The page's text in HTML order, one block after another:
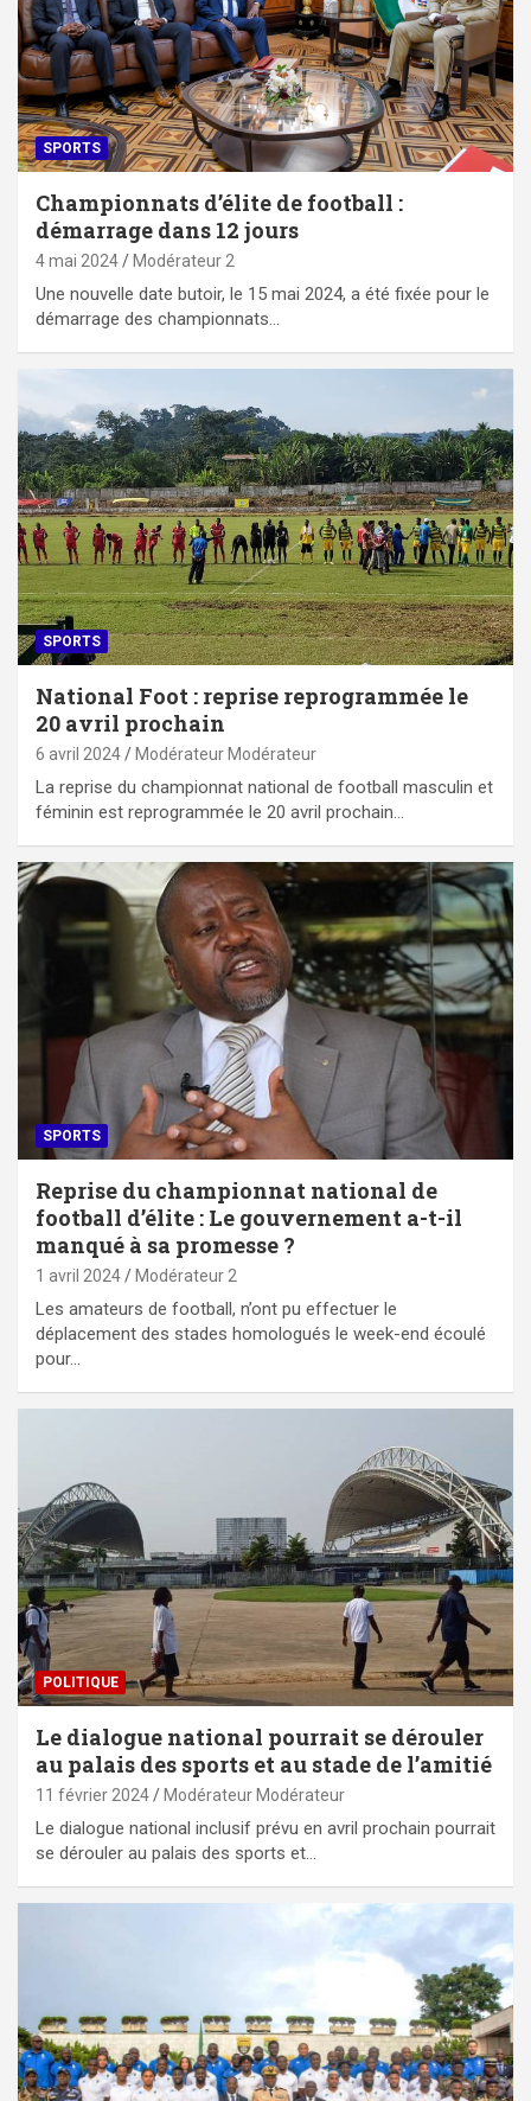
SPORTS
Championnats d’élite de football :
démarrage dans 12 jours
4 mai 2024 Modérateur 2
Une nouvelle date butoir, le 15 mai 2024, a été fixée pour le
démarrage des championnats…
SPORTS
National Foot : reprise reprogrammée le
20 avril prochain
6 avril 2024 Modérateur Modérateur
La reprise du championnat national de football masculin et
féminin est reprogrammée le 20 avril prochain…
SPORTS
Reprise du championnat national de
football d’élite : Le gouvernement a-t-il
manqué à sa promesse ?
1 avril 2024 Modérateur 2
Les amateurs de football, n’ont pu effectuer le
déplacement des stades homologués le week-end écoulé
pour…
POLITIQUE
Le dialogue national pourrait se dérouler
au palais des sports et au stade de l’amitié
11 février 2024 Modérateur Modérateur
Le dialogue national inclusif prévu en avril prochain pourrait
se dérouler au palais des sports et…